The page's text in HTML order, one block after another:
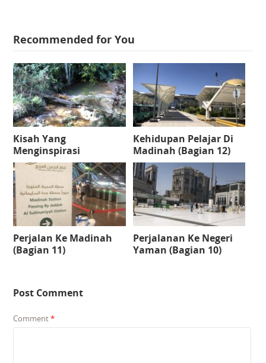
Recommended for You
Kisah Yang
Menginspirasi
Kehidupan Pelajar Di
Madinah (Bagian 12)
Perjalan Ke Madinah
(Bagian 11)
Perjalanan Ke Negeri
Yaman (Bagian 10)
Post Comment
Comment*